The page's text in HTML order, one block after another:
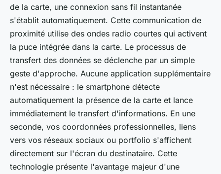
de la carte, une connexion sans fil instantanée
s'établit automatiquement. Cette communication de
proximité utilise des ondes radio courtes qui activent
la puce intégrée dans la carte. Le processus de
transfert des données se déclenche par un simple
geste d'approche. Aucune application supplémentaire
n'est nécessaire : le smartphone détecte
automatiquement la présence de la carte et lance
immédiatement le transfert d'informations. En une
seconde, vos coordonnées professionnelles, liens
vers vos réseaux sociaux ou portfolio s'affichent
directement sur l'écran du destinataire. Cette
technologie présente l'avantage majeur d'une